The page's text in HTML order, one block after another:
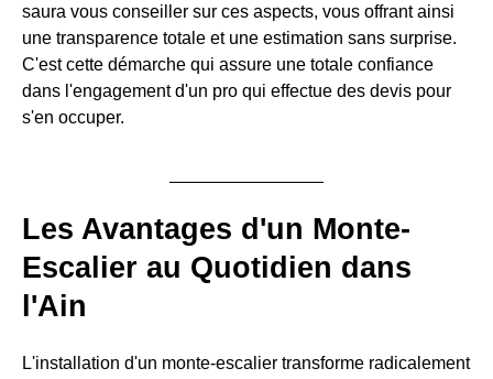
saura vous conseiller sur ces aspects, vous offrant ainsi
une transparence totale et une estimation sans surprise.
C'est cette démarche qui assure une totale confiance
dans l'engagement d'un pro qui effectue des devis pour
s'en occuper.
Les Avantages d'un Monte-
Escalier au Quotidien dans
l'Ain
L'installation d'un monte-escalier transforme radicalement